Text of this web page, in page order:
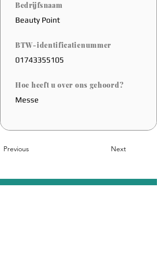
Bedrijfsnaam
Beauty Point
BTW-identificatienummer
01743355105
Hoe heeft u over ons gehoord?
Messe
Previous Next